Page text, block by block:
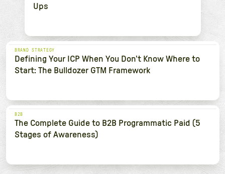
Ups
BRAND STRATEGY
Defining Your ICP When You Don't Know Where to
Start: The Bulldozer GTM Framework
B2B
The Complete Guide to B2B Programmatic Paid (5
Stages of Awareness)